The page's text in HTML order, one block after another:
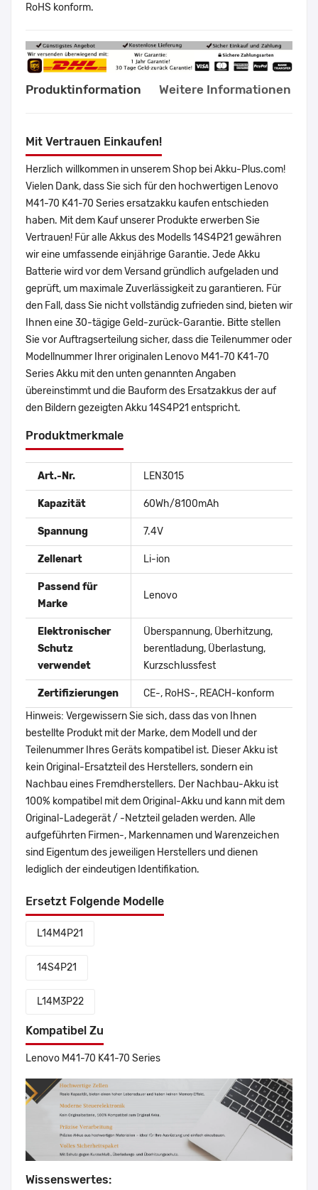
RoHS konform.
Produktinformation Weitere Informationen
Mit Vertrauen Einkaufen!
Herzlich willkommen in unserem Shop bei Akku-Plus.com!
Vielen Dank, dass Sie sich für den hochwertigen Lenovo
M41-70 K41-70 Series ersatzakku kaufen entschieden
haben. Mit dem Kauf unserer Produkte erwerben Sie
Vertrauen! Für alle Akkus des Modells 14S4P21 gewähren
wir eine umfassende einjährige Garantie. Jede Akku
Batterie wird vor dem Versand gründlich aufgeladen und
geprüft, um maximale Zuverlässigkeit zu garantieren. Für
den Fall, dass Sie nicht vollständig zufrieden sind, bieten wir
Ihnen eine 30-tägige Geld-zurück-Garantie. Bitte stellen
Sie vor Auftragserteilung sicher, dass die Teilenummer oder
Modellnummer Ihrer originalen Lenovo M41-70 K41-70
Series Akku mit den unten genannten Angaben
übereinstimmt und die Bauform des Ersatzakkus der auf
den Bildern gezeigten Akku 14S4P21 entspricht.
Produktmerkmale
Art.-Nr. LEN3015
Kapazität 60Wh/8100mAh
Spannung 7.4V
Zellenart Li-ion
Passend für
Marke
Lenovo
Elektronischer
Schutz
verwendet
Überspannung, Überhitzung,
berentladung, Überlastung,
Kurzschlussfest
Zertifizierungen
CE-, RoHS-, REACH-konform
Hinweis: Vergewissern Sie sich, dass das von Ihnen
bestellte Produkt mit der Marke, dem Modell und der
Teilenummer Ihres Geräts kompatibel ist. Dieser Akku ist
kein Original-Ersatzteil des Herstellers, sondern ein
Nachbau eines Fremdherstellers. Der Nachbau-Akku ist
100% kompatibel mit dem Original-Akku und kann mit dem
Original-Ladegerät / -Netzteil geladen werden. Alle
aufgeführten Firmen-, Markennamen und Warenzeichen
sind Eigentum des jeweiligen Herstellers und dienen
lediglich der eindeutigen Identifikation.
Ersetzt Folgende Modelle
L14M4P21
14S4P21
L14M3P22
Kompatibel Zu
Lenovo M41-70 K41-70 Series
Wissenswertes: